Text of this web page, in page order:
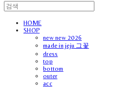
HOME
SHOP
new new 2026
made in jeju 그꽃
dress
top
bottom
outer
acc